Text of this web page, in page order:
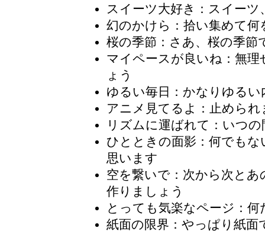
スイーツ大好き ：スイー
幻のかけら：拾い集めて
桜の季節 ：さあ、桜の季
マイペースが良いね ：無
ょう
ゆるい毎日：かなりゆるい
アニメ見てるよ：止めら
リズムに運ばれて：いつ
ひとときの面影：何でも
思います
空を繋いで：次から次と
作りましょう
とっても気楽なページ ：
紙面の限界：やっぱり紙